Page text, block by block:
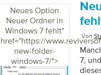
Neues Option
Neuer Ordner in
Windows 7 fehlt"
href="https://
new-folder-
windows-7/">
Von
7,